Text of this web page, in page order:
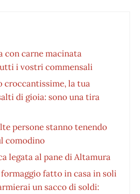
con carne macinata
i vostri commensali
croccantissime, la tua
di gioia: sono una tira
persone stanno tenendo
comodino
legata al pane di Altamura
fatto in casa in soli
un sacco di soldi: